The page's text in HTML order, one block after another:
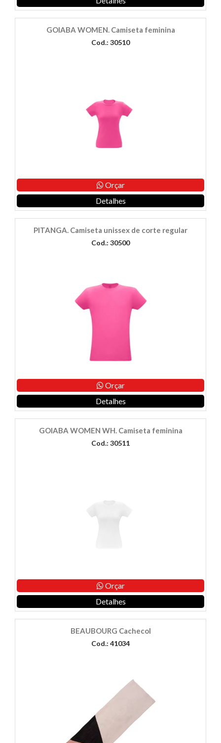
GOIABA WOMEN. Camiseta feminina
Cod.: 30510
Orçar
Detalhes
PITANGA. Camiseta unissex de corte regular
Cod.: 30500
Orçar
Detalhes
GOIABA WOMEN WH. Camiseta feminina
Cod.: 30511
Orçar
Detalhes
BEAUBOURG Cachecol
Cod.: 41034